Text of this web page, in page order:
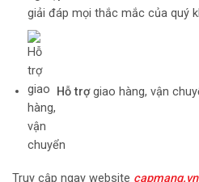
giải đáp mọi thắc mắc của quý
Hỗ trợgiao hàng, vận
Truy cập ngay website capmang.vn